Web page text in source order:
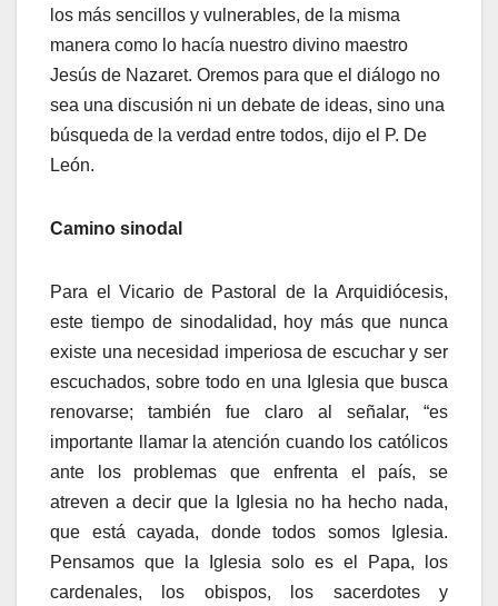
los más sencillos y vulnerables, de la misma
manera como lo hacía nuestro divino maestro
Jesús de Nazaret. Oremos para que el diálogo no
sea una discusión ni un debate de ideas, sino una
búsqueda de la verdad entre todos, dijo el P. De
León.
Camino sinodal
Para el Vicario de Pastoral de la Arquidiócesis,
este tiempo de sinodalidad, hoy más que nunca
existe una necesidad imperiosa de escuchar y ser
escuchados, sobre todo en una Iglesia que busca
renovarse; también fue claro al señalar, “es
importante llamar la atención cuando los católicos
ante los problemas que enfrenta el país, se
atreven a decir que la Iglesia no ha hecho nada,
que está cayada, donde todos somos Iglesia.
Pensamos que la Iglesia solo es el Papa, los
cardenales, los obispos, los sacerdotes y